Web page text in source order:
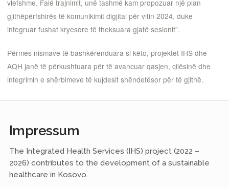
vlefshme. Falë trajnimit, unë tashmë kam propozuar një plan
gjithëpërfshirës të komunikimit digjital për vitin 2024, duke
integruar fushat kryesore të theksuara gjatë sesionit”.
Përmes nismave të bashkërenduara si këto, projektet IHS dhe
AQH janë të përkushtuara për të avancuar qasjen, cilësinë dhe
integrimin e shërbimeve të kujdesit shëndetësor për të gjithë.
Impressum
The Integrated Health Services (IHS) project (2022 –
2026) contributes to the development of a sustainable
healthcare in Kosovo.